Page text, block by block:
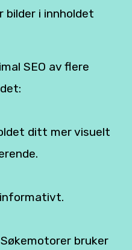
bilder i innholdet
SEO av flere
ditt mer visuelt
bruker